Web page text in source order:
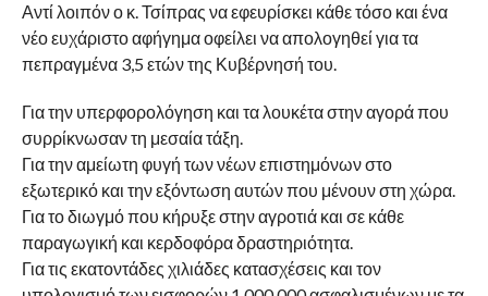
Αντί λοιπόν ο κ. Τσίπρας να εφευρίσκει κάθε τόσο και ένα
νέο ευχάριστο αφήγημα οφείλει να απολογηθεί για τα
πεπραγμένα 3,5 ετών της Κυβέρνησή του.
Για την υπερφορολόγηση και τα λουκέτα στην αγορά που
συρρίκνωσαν τη μεσαία τάξη.
Για την αμείωτη φυγή των νέων επιστημόνων στο
εξωτερικό και την εξόντωση αυτών που μένουν στη χώρα.
Για το διωγμό που κήρυξε στην αγροτιά και σε κάθε
παραγωγική και κερδοφόρα δραστηριότητα.
Για τις εκατοντάδες χιλιάδες κατασχέσεις και τον